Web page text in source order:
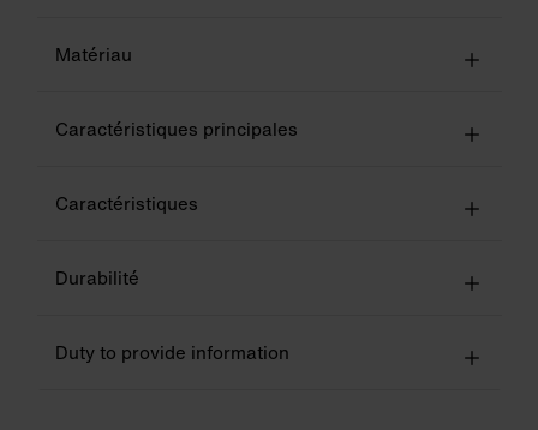
Matériau
Caractéristiques principales
Caractéristiques
Durabilité
Duty to provide information